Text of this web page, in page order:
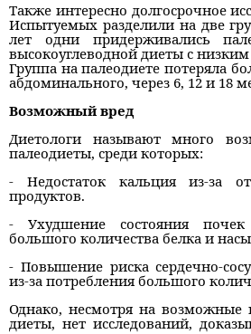
Также интересно долгосрочное
Испытуемых разделили на две
лет одни придерживались
высокоуглеводной диеты с
Группа на палеодиете потеряла
абдоминального, через 6, 12 и 18
Возможный вред
Диетологи называют много
палеодиеты, среди которых:
- Недостаток кальция из-за
продуктов.
- Ухудшение состояния почек
большого количества белка и
- Повышение риска сердечно-
из-за потребления большого
Однако, несмотря на возможные
диеты, нет исследований,